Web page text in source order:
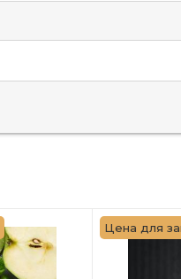
Цена для